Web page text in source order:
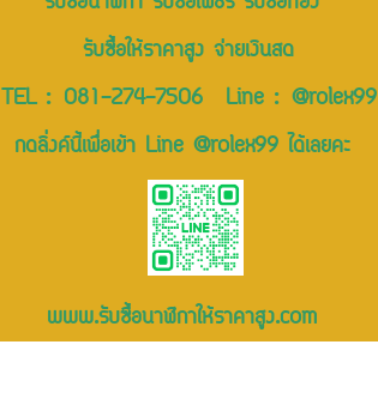
รับซื้อให้ราคาสูง จ่ายเงินสด
TEL : 081-274-7506Line : @rolex99
กดลิ่งค์นี้เพื่อเข้า Line @rolex99 ได้เลยคะ
www.รับซื้อนาฬิกาให้ราคาสูง.com